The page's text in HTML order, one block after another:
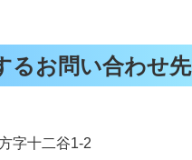
るお問い合わせ先
字十二谷1-2